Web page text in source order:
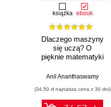
książka ebook
Dlaczego maszyny
się uczą? O
pięknie matematyki
współczesnej
inteligencji
Anil Ananthaswamy
(34,50 zł najniższa cena z 30 dni)